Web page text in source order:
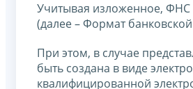
Учитывая изложенное, ФНС
(далее – Формат
При этом, в случае
быть создана в виде
квалифицированной